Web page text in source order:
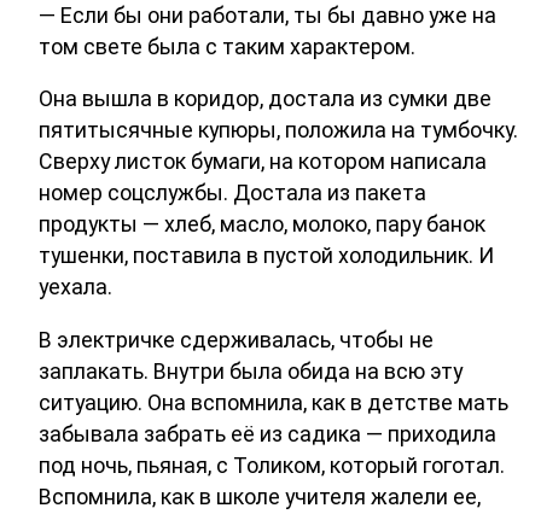
— Если бы они работали, ты бы давно уже на
том свете была с таким характером.
Она вышла в коридор, достала из сумки две
пятитысячные купюры, положила на тумбочку.
Сверху листок бумаги, на котором написала
номер соцслужбы. Достала из пакета
продукты — хлеб, масло, молоко, пару банок
тушенки, поставила в пустой холодильник. И
уехала.
В электричке сдерживалась, чтобы не
заплакать. Внутри была обида на всю эту
ситуацию. Она вспомнила, как в детстве мать
забывала забрать её из садика — приходила
под ночь, пьяная, с Толиком, который гоготал.
Вспомнила, как в школе учителя жалели ее,